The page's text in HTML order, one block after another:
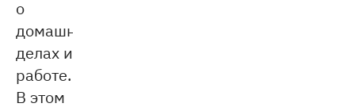
о
домашних
делах и
работе.
В этом